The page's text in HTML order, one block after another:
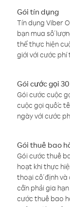
Gói tín dụng
Tín dụng Viber
bạn mua số
thể thực hiện
giới với cước
Gói cước gọi
Gói cước cuộc
cuộc gọi quốc
ngày với cước
Gói thuê bao
Gói cước thuê
hoạt khi thực
thoại cố định
cần phải gia
cước thuê bao